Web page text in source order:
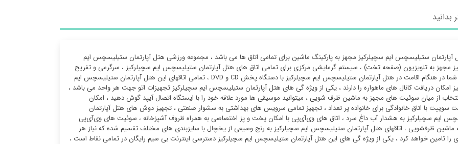
آپارتمان ستیلیسچس ایم سچیلرکیز مجهز به پارکینگ ماشین برای تمامی اتاق ها می باشد ، مجموعه ورزشی هتل آپارتمان ستیلیسچس ایم
مجهز به تلویزیون (صفحه تخت) ، سیستم گرمایشی مرکزی برای تمامی اتاق های هتل آپارتمان ستیلیسچس ایم سچیلرکیز ، سرگرمی و تفریح
کودکان شما در هنگام اقامت در هتل آپارتمان ستیلیسچس ایم سچیلرکیز با دستگاه پخش CD و DVD ، تمامی اتاقهای این هتل آپارتمان ستیلیسچس ایم
امکان دریافت کانال های ماهواره را دارند ، یکی از ویژه گی های هتل آپارتمان ستیلیسچس ایم سچیلرکیز تجهیزات اتو جهت هر واحد می باشد ،
از میان سوئیت ‌های مجهز به ماشین ظرف شویی ، میتوانید موسیقی ها مورد علاقه خود را با ایستگاه اتصال آیپد گوش دهید ، امکان
سوییت با اتاق خانوادگی برای خانواده پر تعداد ، تجهیز تمامی سرویس های بهداشتی به سشوار صنعتی ، تجهیز دوش های هتل آپارتمان
ایم سچیلرکیز به هشدار آب داغ سرد ، اتاق های وی‌آی‌پی با امکان پخت و پز اختصاصی به همراه ظروف آشپزخانه ، سوئیت ‌های وی‌آی‌پی
ماشین ظرفشویی ، اتاقهای هتل آپارتمان ستیلیسچس ایم سچیلرکیز به رنج وسیعی از یخچال با سایزبندی های مختلف تقسیم شده که نیاز هر
را تامین خواهد کرد ، یکی از ویژه گی های این هتل آپارتمان ستیلیسچس ایم سچیلرکیز دسترسی اینترنت بی سیم رایگان در تمامی نقاط است ،